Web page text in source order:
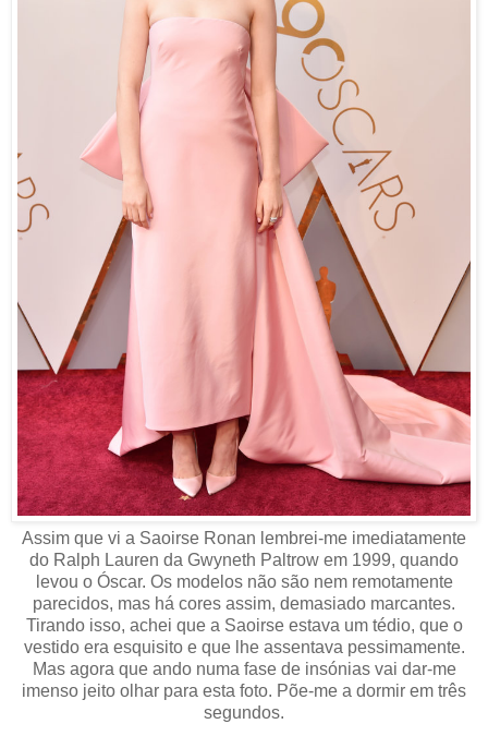
Assim que vi a Saoirse Ronan lembrei-me imediatamente
do Ralph Lauren da Gwyneth Paltrow em 1999, quando
levou o Óscar. Os modelos não são nem remotamente
parecidos, mas há cores assim, demasiado marcantes.
Tirando isso, achei que a Saoirse estava um tédio, que o
vestido era esquisito e que lhe assentava pessimamente.
Mas agora que ando numa fase de insónias vai dar-me
imenso jeito olhar para esta foto. Põe-me a dormir em três
segundos.